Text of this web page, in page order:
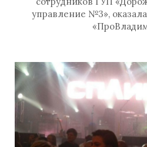
управление №3»,